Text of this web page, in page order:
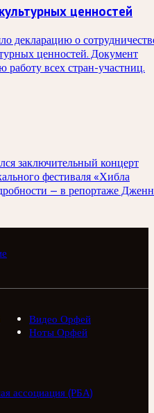
ценностей
декларацию о
ценностей. Документ
работу всех стран-участниц.
заключительный концерт
фестиваля «Хибла
— в репортаже
Видео Орфей
Ноты Орфей
ассоциация (РБА)